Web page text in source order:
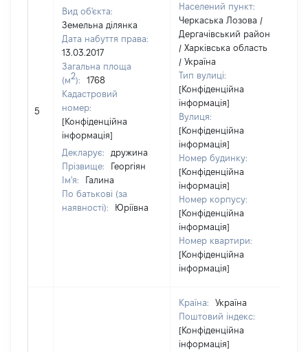
5
Вид об'єкта:
Земельна ділянка
Дата набуття права:
13.03.2017
Загальна площа
(м2):
1768
Кадастровий
номер:
[Конфіденційна
інформація]
Декларує:
дружина
Прізвище:
Георгіян
Ім'я:
Галина
По батькові (за
наявності):
Юріївна
Населений пункт:
Черкаська Лозова /
Дергачівський район
/ Харківська область
/ Україна
Тип вулиці:
[Конфіденційна
інформація]
Вулиця:
[Конфіденційна
інформація]
Номер будинку:
[Конфіденційна
інформація]
Номер корпусу:
[Конфіденційна
інформація]
Номер квартири:
[Конфіденційна
інформація]
Країна:
Україна
Поштовий індекс:
[Конфіденційна
інформація]